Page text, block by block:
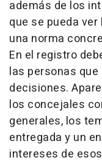
además de los
que se pueda
una norma
En el registro
las personas
decisiones.
los concejales
generales, los
entregada y un
intereses de